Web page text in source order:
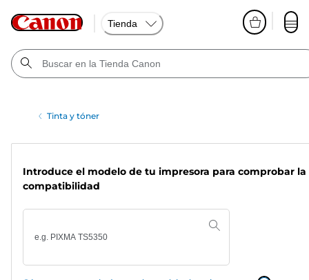
Tienda
Tinta y tóner
Introduce el modelo de tu impresora para comprobar la
compatibilidad